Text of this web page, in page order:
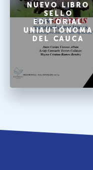
NUEVO LIBRO
SELLO
EDITORIAL
UNIAUTÓNOMA
DEL CAUCA